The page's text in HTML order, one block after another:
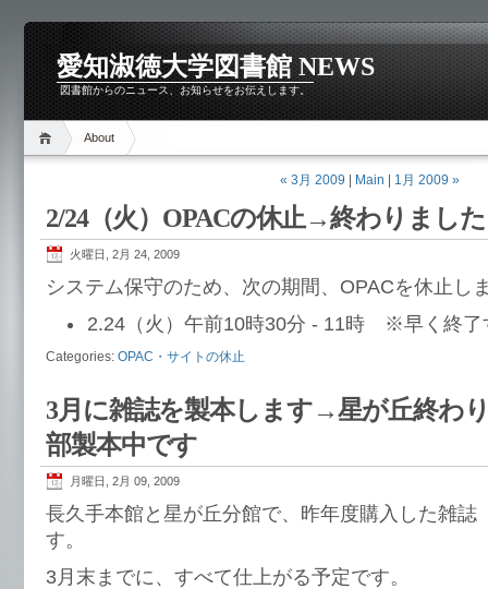
愛知淑徳大学図書館 NEWS
図書館からのニュース、お知らせをお伝えします。
About
« 3月 2009 Main 1月 2009 »
2/24（火）OPACの休止→終わりました
火曜日, 2月 24, 2009
システム保守のため、次の期間、OPACを休止し
2.24（火）午前10時30分 - 11時 ※早く終了
Categories: OPAC・サイトの休止
3月に雑誌を製本します→星が丘終わ
部製本中です
月曜日, 2月 09, 2009
長久手本館と星が丘分館で、昨年度購入した雑誌
す。
3月末までに、すべて仕上がる予定です。